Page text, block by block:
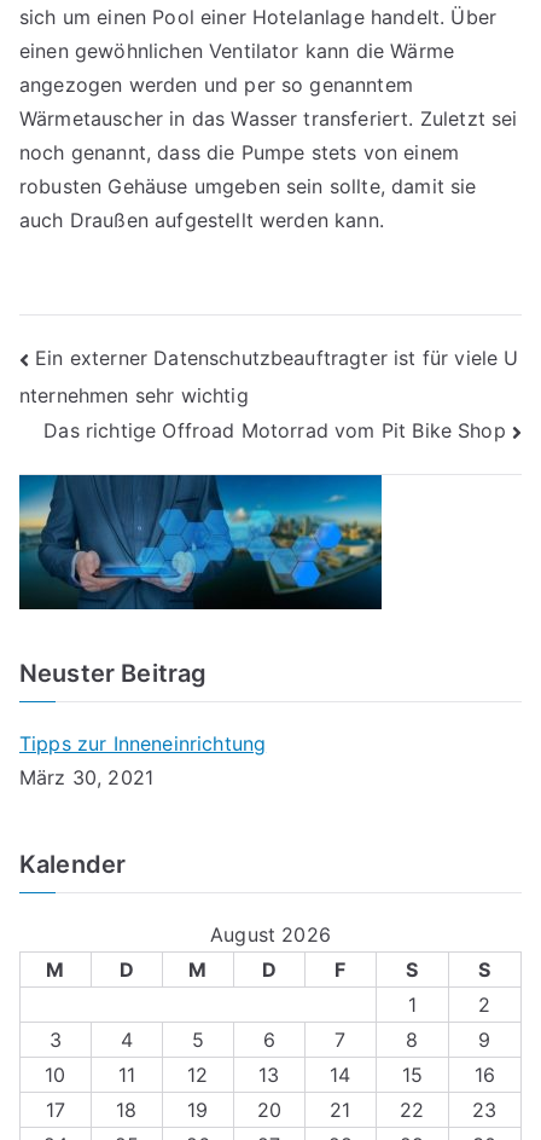
sich um einen Pool einer Hotelanlage handelt. Über
einen gewöhnlichen Ventilator kann die Wärme
angezogen werden und per so genanntem
Wärmetauscher in das Wasser transferiert. Zuletzt sei
noch genannt, dass die Pumpe stets von einem
robusten Gehäuse umgeben sein sollte, damit sie
auch Draußen aufgestellt werden kann.
Beitragsnavigation
Ein externer Datenschutzbeauftragter ist für viele U
nternehmen sehr wichtig
Das richtige Offroad Motorrad vom Pit Bike Shop
Neuster Beitrag
Tipps zur Inneneinrichtung
März 30, 2021
Kalender
August 2026
M
D M D F S
S
1
2
3
4 5 6 7 8
9
10
11 12 13 14 15
16
17
18 19 20 21 22
23